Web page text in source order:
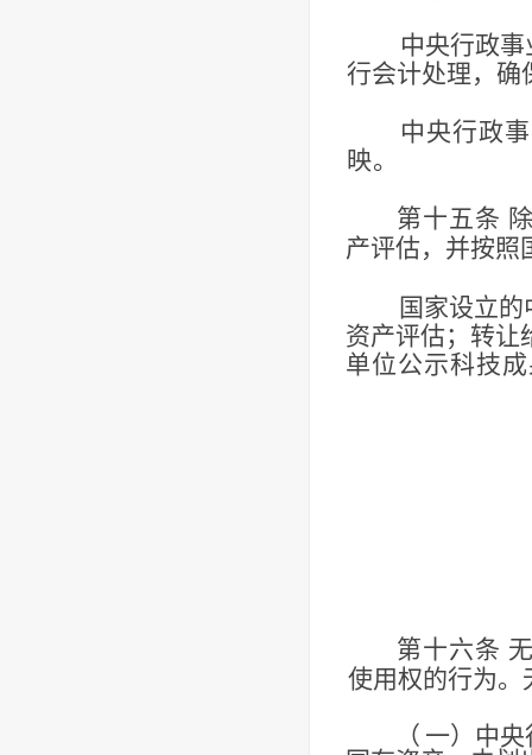
中央行政
行会计处理，确
中央行政
映。
第十五条
产评估，并按照
国家设立
资产评估；转让
单位公示科技
第十六条
使用权的行为。
（ 一）中